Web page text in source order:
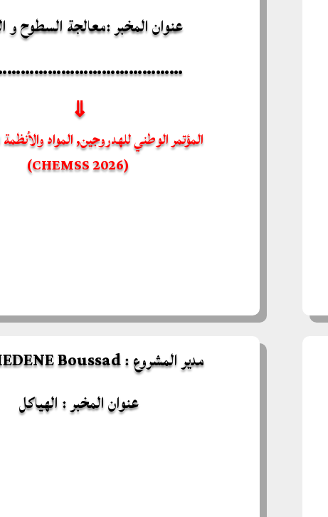
عنوان المخبر :معالجة السطوح و
⇓
المؤتمر الوطني للهدروجين, المواد
(CHEMSS 2026)
مدير المشروع : BOUMEDENE Boussad
عنوان المخبر : الهياكل